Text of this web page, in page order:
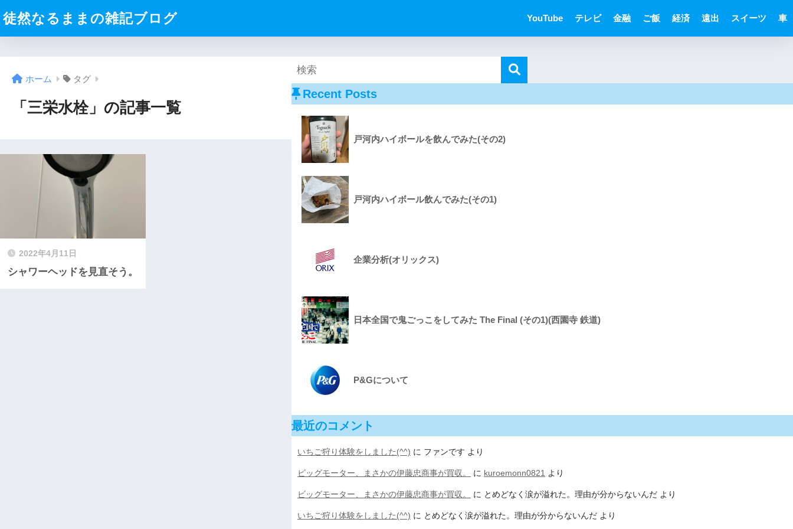
徒然なるままの雑記ブログ YouTube テレビ 金融 ご飯 経済 遠出 スイーツ 車
ホーム タグ
「三栄水栓」の記事一覧
2022年4月11日
シャワーヘッドを見直そう。
Recent Posts
戸河内ハイボールを飲んでみた(その2)
戸河内ハイボール飲んでみた(その1)
企業分析(オリックス)
日本全国で鬼ごっこをしてみた The Final (その1)(西園寺 鉄道)
P&Gについて
最近のコメント
いちご狩り体験をしました(^^) に ファンです より
ビッグモーター、まさかの伊藤忠商事が買収。 に kuroemonn0821 より
ビッグモーター、まさかの伊藤忠商事が買収。 に とめどなく涙が溢れた。理由が分からないんだ より
いちご狩り体験をしました(^^) に とめどなく涙が溢れた。理由が分からないんだ より